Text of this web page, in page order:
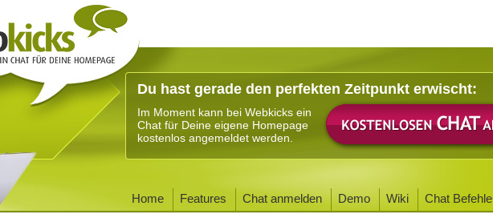
Du hast gerade den perfekten Zeitpunkt erwischt:
Im Moment kann bei Webkicks ein
Chat für Deine eigene Homepage
kostenlos angemeldet werden.
Home Features Chat anmelden Demo Wiki Chat Befehle